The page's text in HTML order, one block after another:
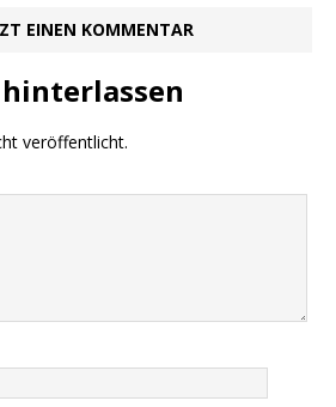
EINEN KOMMENTAR
veröffentlicht.